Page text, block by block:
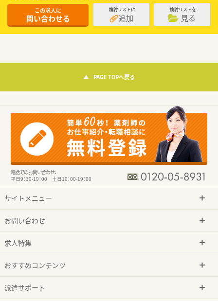
この求人に
問い合わせる
検討リストに
追加
検討リストを
見る
PAGE TOPへ戻る
電話でのお問い合わせ：
平日9：30-19：00 土日10：00-19：00
サイトメニュー
お問い合わせ
求人特集
おすすめコンテンツ
派遣サポート